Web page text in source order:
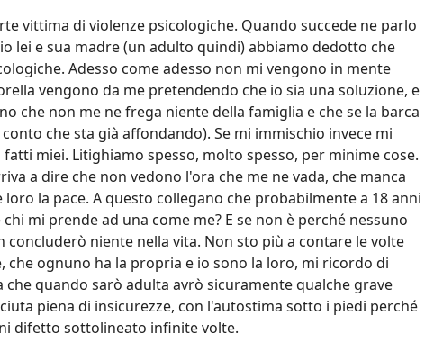
vittima di violenze psicologiche. Quando succede ne parlo
lei e sua madre (un adulto quindi) abbiamo dedotto che
Adesso come adesso non mi vengono in mente
vengono da me pretendendo che io sia una soluzione, e
che non me ne frega niente della famiglia e che se la barca
che sta già affondando). Se mi immischio invece mi
miei. Litighiamo spesso, molto spesso, per minime cose.
a dire che non vedono l'ora che me ne vada, che manca
la pace. A questo collegano che probabilmente a 18 anni
mi prende ad una come me? E se non è perché nessuno
niente nella vita. Non sto più a contare le volte
che ognuno ha la propria e io sono la loro, mi ricordo di
quando sarò adulta avrò sicuramente qualche grave
piena di insicurezze, con l'autostima sotto i piedi perché
difetto sottolineato infinite volte.